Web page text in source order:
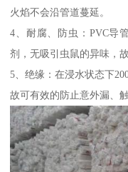
火焰不会沿管道蔓延。
4、耐腐、防虫：PVC导
剂，无吸引虫鼠的异味，故
5、绝缘：在浸水状态下
故可有效的防止意外漏、触